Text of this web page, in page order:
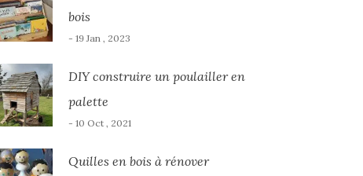
bois
- 19 Jan , 2023
DIY construire un poulailler en
palette
- 10 Oct , 2021
Quilles en bois à rénover